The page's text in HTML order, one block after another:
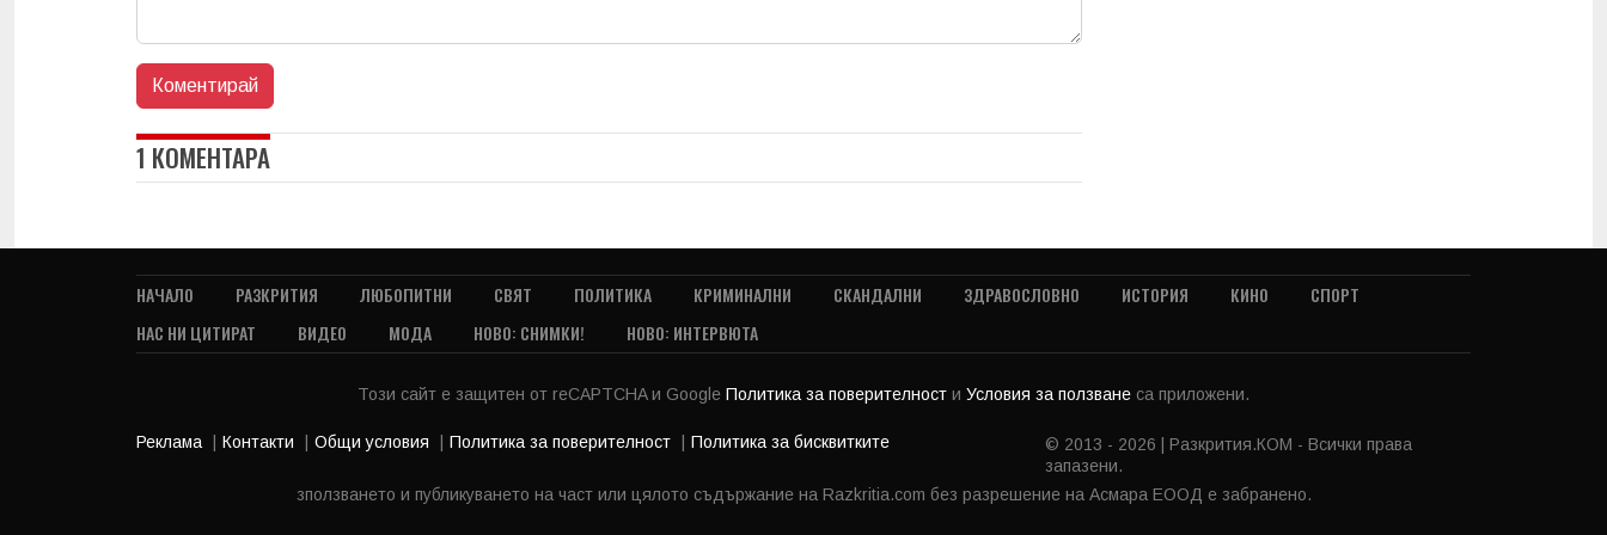
1 КОМЕНТАРА
НАЧАЛО РАЗКРИТИЯ ЛЮБОПИТНИ СВЯТ ПОЛИТИКА КРИМИНАЛНИ СКАНДАЛНИ ЗДРАВОСЛОВНО ИСТОРИЯ КИНО
СПОРТ
НАС НИ ЦИТИРАТ
ВИДЕО МОДА НОВО: СНИМКИ! НОВО: ИНТЕРВЮТА
Този сайт е защитен от reCAPTCHA и Google Политика за поверителност и Условия за ползване са приложени.
Реклама Контакти Общи условия Политика за поверителност Политика за бисквитките
© 2013 - 2026 | Разкрития.КОМ - Всички права
запазени.
зползването и публикуването на част или цялото съдържание на Razkritia.com без разрешение на Асмара ЕООД е забранено.